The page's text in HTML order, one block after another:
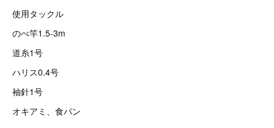
使用タックル
のべ竿1.5-3m
道糸1号
ハリス0.4号
袖針1号
オキアミ、食パン